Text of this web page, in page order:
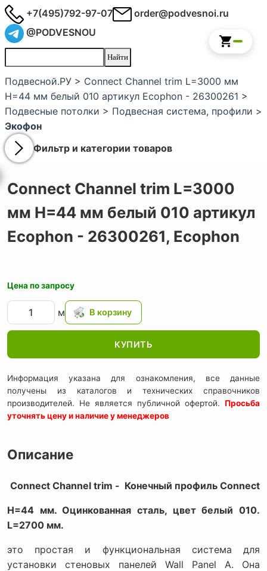
+7(495)792-97-07
order@podvesnoi.ru
@PODVESNOU
Подвесной.РУ > Connect Channel trim L=3000 мм
H=44 мм белый 010 артикул Ecophon - 26300261 >
Подвесные потолки > Подвесная система, профили >
Экофон
Фильтр и категории товаров
Connect Channel trim L=3000
мм H=44 мм белый 010 артикул
Ecophon - 26300261, Ecophon
Цена по запросу
м
КУПИТЬ
Информация указана для ознакомления, все данные
получены из каталогов и технических справочников
производителей. Не является публичной офертой. Просьба
уточнять цену и наличие у менеджеров
Описание
Connect Channel trim - Конечный профиль Connect
H=44 мм. Оцинкованная сталь, цвет белый 010.
L=2700 мм.
это простая и функциональная система для
установки стеновых панелей Wall Panel A. Она